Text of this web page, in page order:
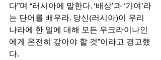
다”며 “러시아에 말한다. ‘배상’과 ‘기여’라
는 단어를 배우라. 당신(러시아)이 우리
나라에 한 일에 대해 모든 우크라이나인
에게 온전히 갚아야 할 것”이라고 경고했
다.